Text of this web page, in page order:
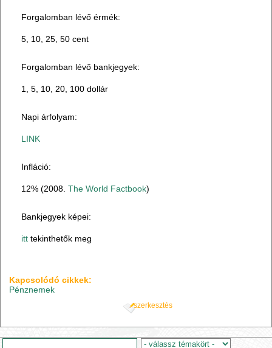
Forgalomban lévő érmék:
5, 10, 25, 50 cent
Forgalomban lévő bankjegyek:
1, 5, 10, 20, 100 dollár
Napi árfolyam:
LINK
Infláció:
12% (2008.The World Factbook)
Bankjegyek képei:
itt tekinthetők meg
Kapcsolódó cikkek:
Pénznemek
szerkesztés